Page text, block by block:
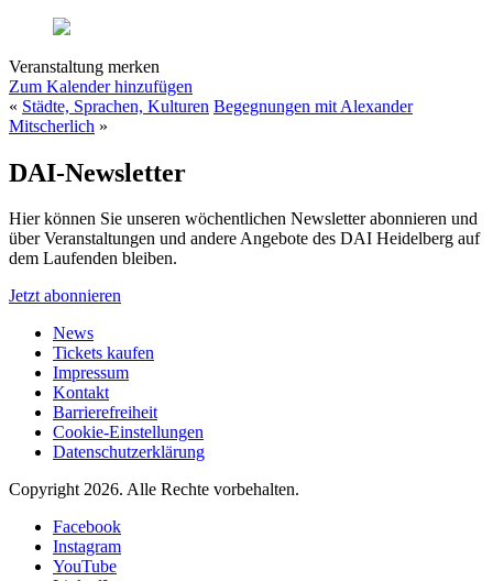
Veranstaltung merken
Zum Kalender hinzufügen
« Städte, Sprachen, Kulturen Begegnungen mit Alexander
Mitscherlich »
DAI-Newsletter
Hier können Sie unseren wöchentlichen Newsletter abonnieren und
über Veranstaltungen und andere Angebote des DAI Heidelberg auf
dem Laufenden bleiben.
Jetzt abonnieren
News
Tickets kaufen
Impressum
Kontakt
Barrierefreiheit
Cookie-Einstellungen
Datenschutzerklärung
Copyright 2026. Alle Rechte vorbehalten.
Facebook
Instagram
YouTube